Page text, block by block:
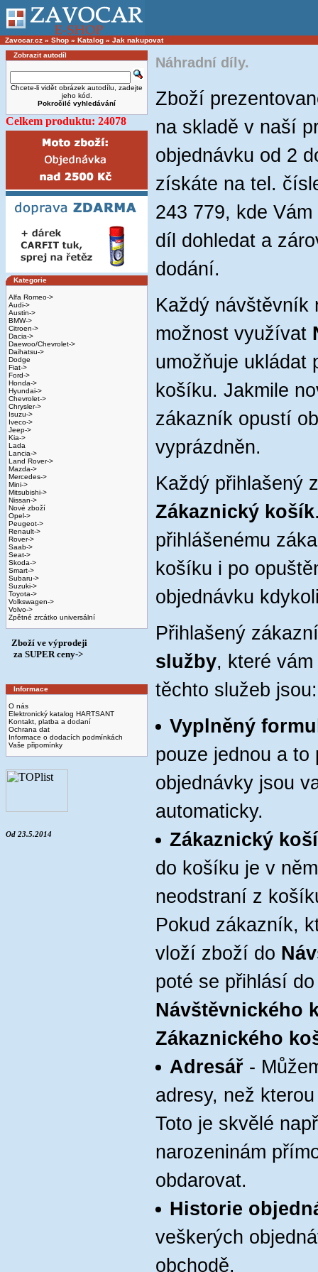
Zavocar.cz » Shop » Katalog » Jak nakupovat
Zobrazit autodíl
Chcete-li vidět obrázek autodílu, zadejte
jeho kód.
Pokročilé vyhledávání
Celkem produktu: 24078
Kategorie
Alfa Romeo->
Audi->
Austin->
BMW->
Citroen->
Dacia->
Daewoo/Chevrolet->
Daihatsu->
Dodge
Fiat->
Ford->
Honda->
Hyundai->
Chevrolet->
Chrysler->
Isuzu->
Iveco->
Jeep->
Kia->
Lada
Lancia->
Land Rover->
Mazda->
Mercedes->
Mini->
Mitsubishi->
Nissan->
Nové zboží
Opel->
Peugeot->
Renault->
Rover->
Saab->
Seat->
Skoda->
Smart->
Subaru->
Suzuki->
Toyota->
Volkswagen->
Volvo->
Zpětné zrcátko universální
Zboží ve výprodeji
­ za SUPER ceny->
Informace
O nás
Elektronický katalog HARTSANT
Kontakt, platba a dodaní
Ochrana dat
Informace o dodacích podmínkách
Vaše připomínky
Od 23.5.2014
Náhradní díly.
Zboží
na skladě v naší
objednávku od 2
získáte na tel.
243 779, kde
díl dohledat a
dodání.
Každý návštěvník
možnost využívat
umožňuje ukládat
košíku. Jakmile
zákazník opustí
vyprázdněn.
Každý přihlašený
Zákaznický košík
přihlášenému
košíku i po
objednávku
Přihlašený
služby, které
těchto služeb jsou:
Vyplněný
pouze jednou a
objednávky jsou
automaticky.
Zákaznický
do košíku je v
neodstraní z
Pokud zákazník,
vloží zboží do
poté se přihlásí
Návštěvnického
Zákaznického
Adresář -
adresy, než
Toto je skvělé
narozeninám
obdarovat.
Historie
veškerých
obchodě.